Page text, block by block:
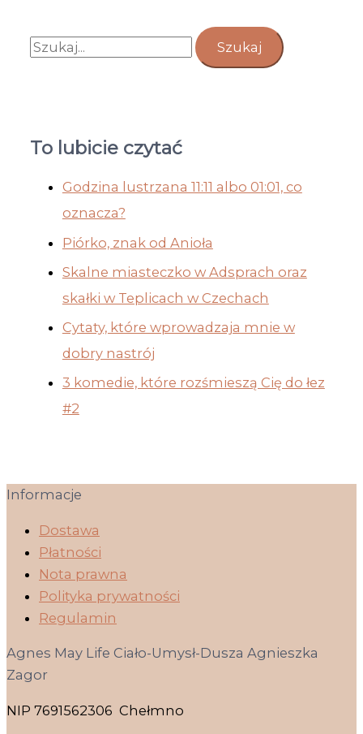
To lubicie czytać
Godzina lustrzana 11:11 albo 01:01, co
oznacza?
Piórko, znak od Anioła
Skalne miasteczko w Adsprach oraz
skałki w Teplicach w Czechach
Cytaty, które wprowadzaja mnie w
dobry nastrój
3 komedie, które rozśmieszą Cię do łez
#2
Informacje
Dostawa
Płatności
Nota prawna
Polityka prywatności
Regulamin
Agnes May Life Ciało-Umysł-Dusza Agnieszka
Zagor
NIP 7691562306 Chełmno